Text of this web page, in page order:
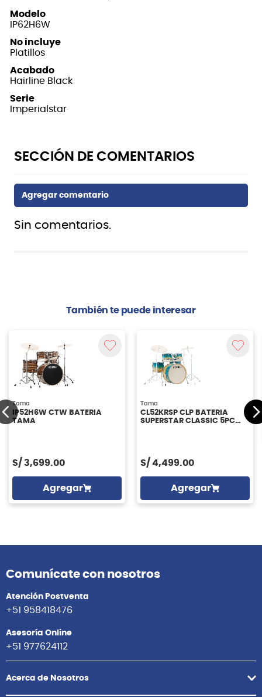
Modelo
IP62H6W
No incluye
Platillos
Acabado
Hairline Black
Serie
Imperialstar
Sin comentarios.
También te puede interesar
Tama
IP52H6W CTW BATERIA
TAMA
S/ 3,699.00
Agregar
Tama
CL52KRSP CLP BATERIA
SUPERSTAR CLASSIC 5PC
S/ 4,499.00
Agregar
Comunícate con nosotros
Atención Postventa
+51 958418476
Asesoría Online
+51 977624112
Acerca de Nosotros